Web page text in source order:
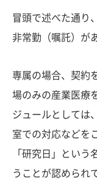
冒頭で述べた通り
非常勤（嘱託）が
専属の場合、契約
場のみの産業医療
ジュールとしては
室での対応などを
「研究日」という
うことが認められ